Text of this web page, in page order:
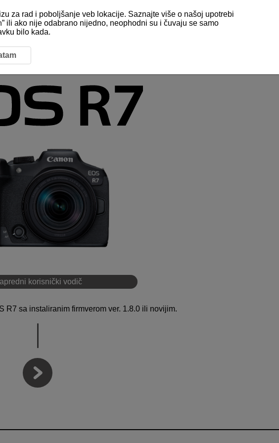
korisnički vodič
R7 sa instaliranim firmverom ver. 1.8.0 ili novijim.
za rad i poboljšanje veb lokacije. Saznajte više o našoj upotrebi
” ili ako nije odabrano nijedno, neophodni su i čuvaju se samo
bilo kada.